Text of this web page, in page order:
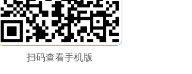
扫码查看手机版